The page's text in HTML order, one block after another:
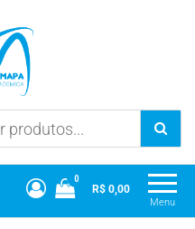
Mapa UniCesumar
Menu
0
R$ 0,00